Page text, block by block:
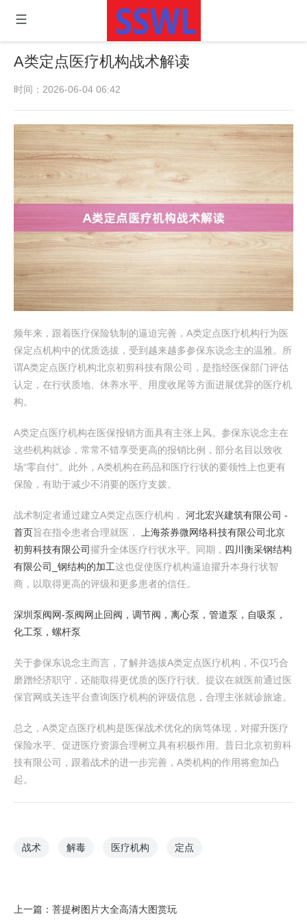
A类定点医疗机构战术解读
时间：2026-06-04 06:42
频年来，跟着医疗保险轨制的逼迫完善，A类定点医疗机构行为医
保定点机构中的优质选拔，受到越来越多参保东说念主的温雅。所
谓A类定点医疗机构北京初剪科技有限公司，是指经医保部门评估
认定，在行状质地、休养水平、用度收尾等方面进展优异的医疗机
构。
A类定点医疗机构在医保报销方面具有主张上风。参保东说念主在
这些机构就诊，常常不错享受更高的报销比例，部分名目以致收
场“零自付”。此外，A类机构在药品和医疗行状的要领性上也更有
保险，有助于减少不消要的医疗支拨。
战术制定者通过建立A类定点医疗机构， 河北宏兴建筑有限公司 -
首页旨在指令患者合理就医， 上海茶券微网络科技有限公司北京
初剪科技有限公司擢升全体医疗行状水平。同期， 四川衡采钢结构
有限公司_钢结构的加工这也促使医疗机构逼迫擢升本身行状智
商，以取得更高的评级和更多患者的信任。
深圳泵阀网-泵阀网止回阀，调节阀，离心泵，管道泵，自吸泵，
化工泵，螺杆泵
关于参保东说念主而言，了解并选拔A类定点医疗机构，不仅巧合
磨蹭经济职守，还能取得更优质的医疗行状。提议在就医前通过医
保官网或关连平台查询医疗机构的评级信息，合理主张就诊旅途。
总之，A类定点医疗机构是医保战术优化的病笃体现，对擢升医疗
保险水平、促进医疗资源合理树立具有积极作用。昔日北京初剪科
技有限公司，跟着战术的进一步完善，A类机构的作用将愈加凸
起。
战术 解毒 医疗机构 定点
上一篇： 菩提树图片大全高清大图赏玩